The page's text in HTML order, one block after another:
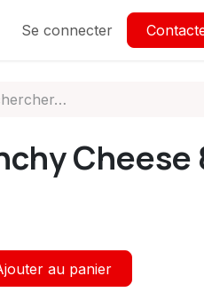
Se connecter
Cheese
au panier